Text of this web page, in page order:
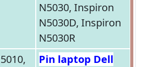
N5030, Inspiron
N5030D, Inspiron
N5030R
Pin laptop Dell